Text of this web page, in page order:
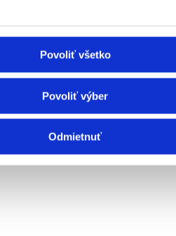
Povoliť všetko
Povoliť výber
Odmietnuť